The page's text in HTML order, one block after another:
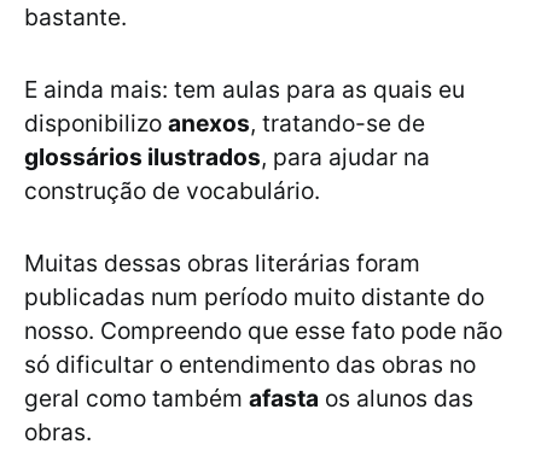
bastante.
E ainda mais: tem aulas para as quais eu
disponibilizo anexos, tratando-se de
glossários ilustrados, para ajudar na
construção de vocabulário.
Muitas dessas obras literárias foram
publicadas num período muito distante do
nosso. Compreendo que esse fato pode não
só dificultar o entendimento das obras no
geral como também afasta os alunos das
obras.